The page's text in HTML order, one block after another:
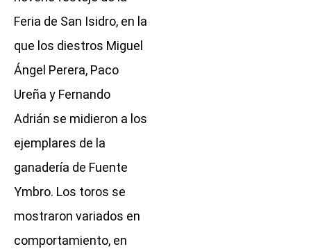
Feria de San Isidro, en la
que los diestros Miguel
Ángel Perera, Paco
Ureña y Fernando
Adrián se midieron a los
ejemplares de la
ganadería de Fuente
Ymbro. Los toros se
mostraron variados en
comportamiento, en